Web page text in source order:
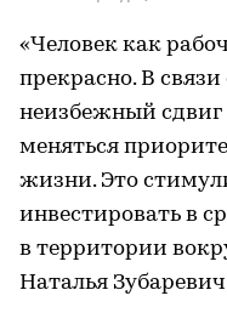
«Человек как
прекрасно. В
неизбежный
меняться
жизни. Это
инвестировать в
в территории
Наталья